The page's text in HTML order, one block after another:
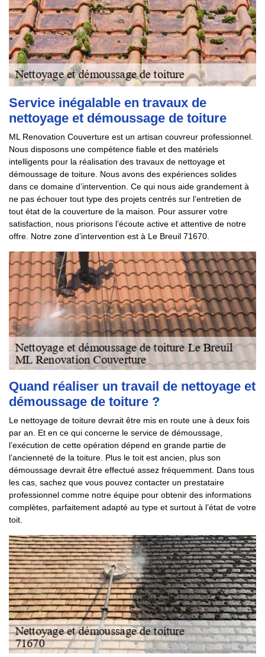
Service inégalable en travaux de
nettoyage et démoussage de toiture
ML Renovation Couverture est un artisan couvreur professionnel.
Nous disposons une compétence fiable et des matériels
intelligents pour la réalisation des travaux de nettoyage et
démoussage de toiture. Nous avons des expériences solides
dans ce domaine d’intervention. Ce qui nous aide grandement à
ne pas échouer tout type des projets centrés sur l’entretien de
tout état de la couverture de la maison. Pour assurer votre
satisfaction, nous priorisons l’écoute active et attentive de notre
offre. Notre zone d’intervention est à Le Breuil 71670.
Quand réaliser un travail de nettoyage et
démoussage de toiture ?
Le nettoyage de toiture devrait être mis en route une à deux fois
par an. Et en ce qui concerne le service de démoussage,
l’exécution de cette opération dépend en grande partie de
l’ancienneté de la toiture. Plus le toit est ancien, plus son
démoussage devrait être effectué assez fréquemment. Dans tous
les cas, sachez que vous pouvez contacter un prestataire
professionnel comme notre équipe pour obtenir des informations
complètes, parfaitement adapté au type et surtout à l’état de votre
toit.